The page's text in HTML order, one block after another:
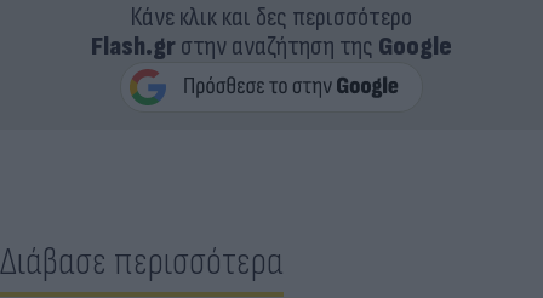
Κάνε κλικ και δες περισσότερο
Flash.grστην αναζήτηση της Google
Διάβασε περισσότερα